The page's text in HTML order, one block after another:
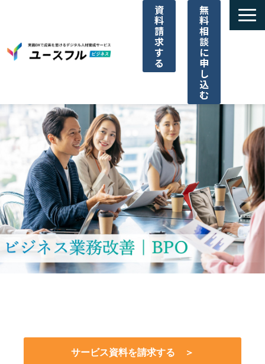
資
料
請
求
す
る
無
料
相
談
に
申
し
込
む
サービス一覧
選ばれる理由
ご利用料金
導入事例一覧
パートナー代理店
サービス資料を請求する ＞